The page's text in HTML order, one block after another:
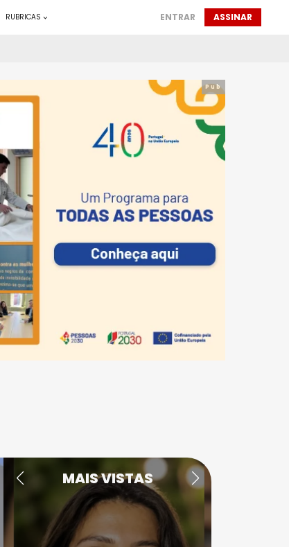
RUBRICAS ENTRAR ASSINAR
Pub
MAIS VISTAS